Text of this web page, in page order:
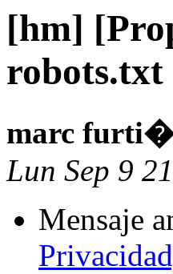
[hm]
robots.txt
marc
Lun Sep 9
Mensaje